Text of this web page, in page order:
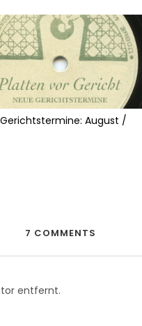
August /
7 COMMENTS
entfernt.